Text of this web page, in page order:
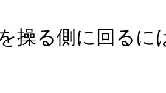
操る側に回る